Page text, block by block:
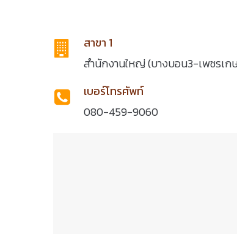
สาขา 1
สำนักงานใหญ่ (บางบอน3-เพชรเ
เบอร์โทรศัพท์
080-459-9060